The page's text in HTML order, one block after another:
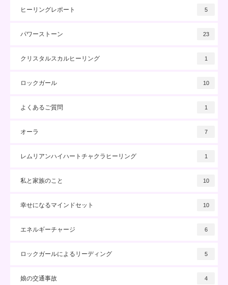
ヒーリングレポート 5
パワーストーン 23
クリスタルスカルヒーリング 1
ロックガール 10
よくあるご質問 1
オーラ 7
レムリアンハイハートチャクラヒーリング 1
私と家族のこと 10
幸せになるマインドセット 10
エネルギーチャージ 6
ロックガールによるリーディング 5
娘の交通事故 4